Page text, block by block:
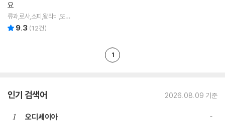
요
류과,로사,소피,왈라비,또아
공저9.3 (12건)
1
인기 검색어 2026.08.09 기준
1 오디세이아